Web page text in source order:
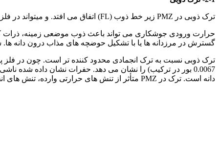
ترک ذوبی در PMZ زیر خط ذوب (FL) اتفاق می افتد. و میتواند در فلز پایه یا فلز جوش گسترش یابد.
گسترش در مرزدانه ها یا با تشکیل حوضچه های مذاب درون دانه
ترک ذوبی نسبت به ترک انجمادی محدود کننده تر است. چون در فلز پایه
0.0067 بور در ترکیب) را نشان می دهد. حفرات نشان داده
دانه است. ترک در PMZ متأثر از تنش های حرارتی وارده، تنش های انقباضی و نرخ پر کنندگی است (7).